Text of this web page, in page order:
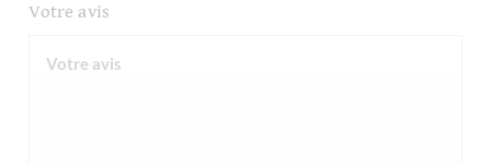
Votre avis